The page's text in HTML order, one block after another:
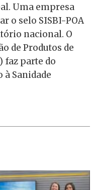
Uma empresa
o selo SISBI-POA
nacional. O
de Produtos de
faz parte do
à Sanidade